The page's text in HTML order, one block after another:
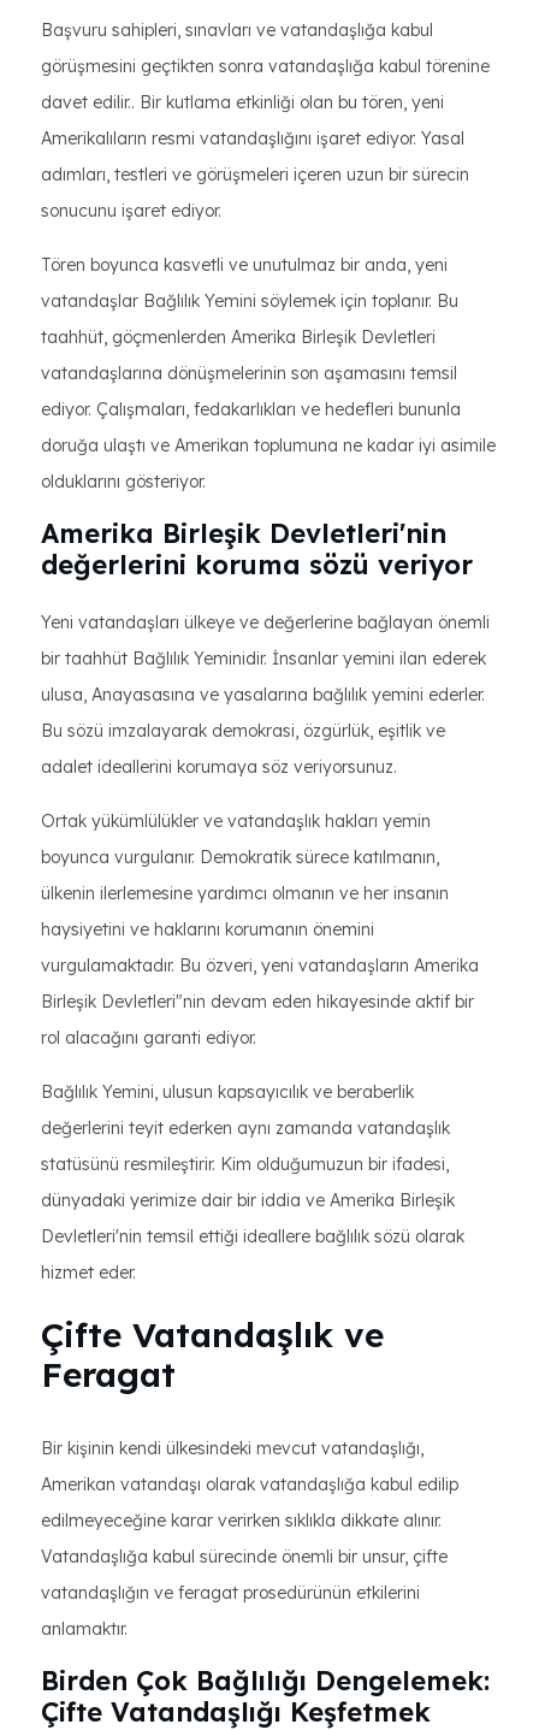
Başvuru sahipleri, sınavları ve vatandaşlığa kabul
görüşmesini geçtikten sonra vatandaşlığa kabul törenine
davet edilir.. Bir kutlama etkinliği olan bu tören, yeni
Amerikalıların resmi vatandaşlığını işaret ediyor. Yasal
adımları, testleri ve görüşmeleri içeren uzun bir sürecin
sonucunu işaret ediyor.
Tören boyunca kasvetli ve unutulmaz bir anda, yeni
vatandaşlar Bağlılık Yemini söylemek için toplanır. Bu
taahhüt, göçmenlerden Amerika Birleşik Devletleri
vatandaşlarına dönüşmelerinin son aşamasını temsil
ediyor. Çalışmaları, fedakarlıkları ve hedefleri bununla
doruğa ulaştı ve Amerikan toplumuna ne kadar iyi asimile
olduklarını gösteriyor.
Amerika Birleşik Devletleri'nin
değerlerini koruma sözü veriyor
Yeni vatandaşları ülkeye ve değerlerine bağlayan önemli
bir taahhüt Bağlılık Yeminidir. İnsanlar yemini ilan ederek
ulusa, Anayasasına ve yasalarına bağlılık yemini ederler.
Bu sözü imzalayarak demokrasi, özgürlük, eşitlik ve
adalet ideallerini korumaya söz veriyorsunuz.
Ortak yükümlülükler ve vatandaşlık hakları yemin
boyunca vurgulanır. Demokratik sürece katılmanın,
ülkenin ilerlemesine yardımcı olmanın ve her insanın
haysiyetini ve haklarını korumanın önemini
vurgulamaktadır. Bu özveri, yeni vatandaşların Amerika
Birleşik Devletleri"nin devam eden hikayesinde aktif bir
rol alacağını garanti ediyor.
Bağlılık Yemini, ulusun kapsayıcılık ve beraberlik
değerlerini teyit ederken aynı zamanda vatandaşlık
statüsünü resmileştirir. Kim olduğumuzun bir ifadesi,
dünyadaki yerimize dair bir iddia ve Amerika Birleşik
Devletleri'nin temsil ettiği ideallere bağlılık sözü olarak
hizmet eder.
Çifte Vatandaşlık ve
Feragat
Bir kişinin kendi ülkesindeki mevcut vatandaşlığı,
Amerikan vatandaşı olarak vatandaşlığa kabul edilip
edilmeyeceğine karar verirken sıklıkla dikkate alınır.
Vatandaşlığa kabul sürecinde önemli bir unsur, çifte
vatandaşlığın ve feragat prosedürünün etkilerini
anlamaktır.
Birden Çok Bağlılığı Dengelemek:
Çifte Vatandaşlığı Keşfetmek